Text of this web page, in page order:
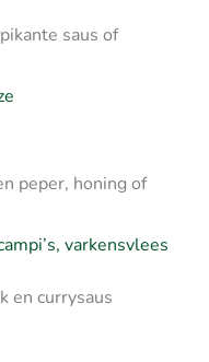
saus of
peper, honing of
varkensvlees
en currysaus